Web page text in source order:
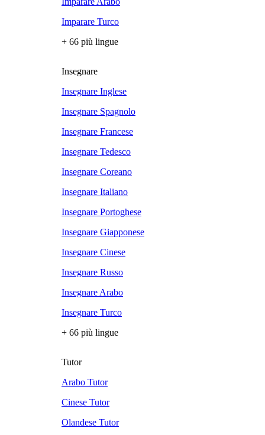
Imparare Turco
+ 66 più lingue
Insegnare
Insegnare Inglese
Insegnare Spagnolo
Insegnare Francese
Insegnare Tedesco
Insegnare Coreano
Insegnare Italiano
Insegnare Portoghese
Insegnare Giapponese
Insegnare Cinese
Insegnare Russo
Insegnare Arabo
Insegnare Turco
+ 66 più lingue
Tutor
Arabo Tutor
Cinese Tutor
Olandese Tutor